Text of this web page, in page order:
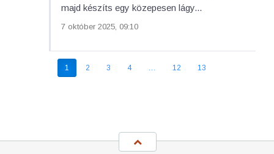
majd készíts egy közepesen lágy...
7 október 2025, 09:10
1 2 3 4 … 12 13